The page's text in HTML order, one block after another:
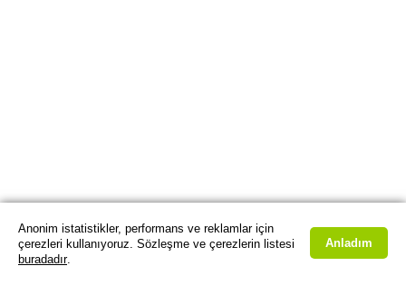
Anonim istatistikler, performans ve reklamlar için
çerezleri kullanıyoruz. Sözleşme ve çerezlerin listesi
buradadır.
Anladım